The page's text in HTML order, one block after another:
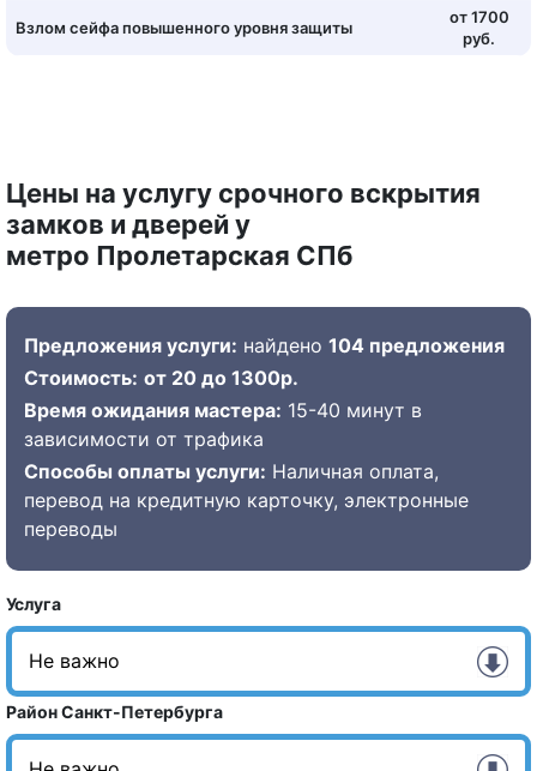
Взлом сейфа повышенного уровня защиты
от 1700
руб.
Цены на услугу срочного вскрытия
замков и дверей у
метро Пролетарская СПб
Предложения услуги: найдено 104 предложения
Стоимость: от 20 до 1300р.
Время ожидания мастера: 15-40 минут в
зависимости от трафика
Способы оплаты услуги: Наличная оплата,
перевод на кредитную карточку, электронные
переводы
Услуга
Район Санкт-Петербурга